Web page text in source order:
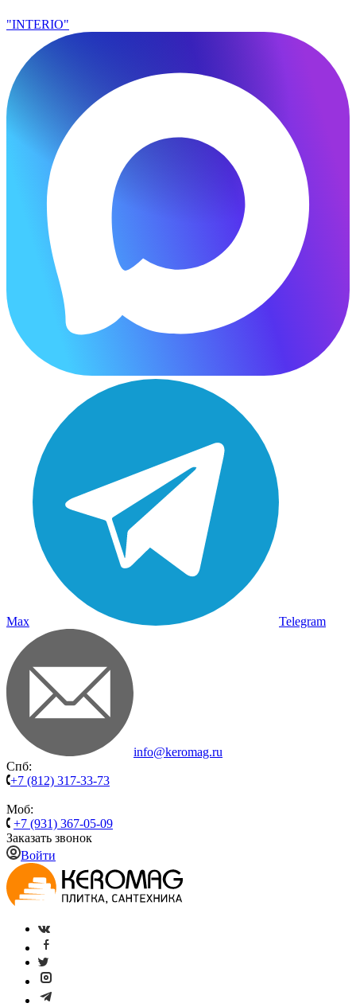
"INTERIO"
Max Telegram
info@keromag.ru
Спб:
+7 (812) 317-33-73
Моб:
+7 (931) 367-05-09
Заказать звонок
Войти